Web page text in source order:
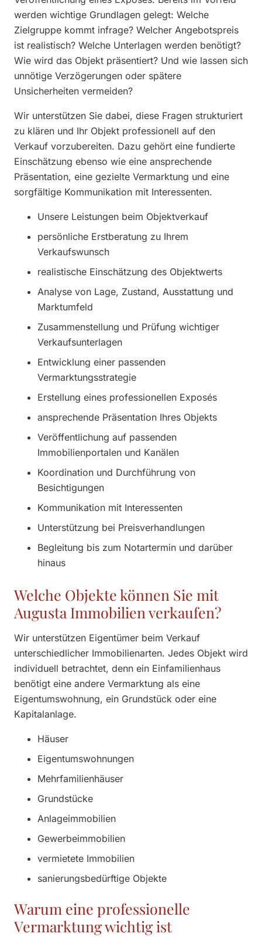
werden wichtige Grundlagen gelegt: Welche
Zielgruppe kommt infrage? Welcher Angebotspreis
ist realistisch? Welche Unterlagen werden benötigt?
Wie wird das Objekt präsentiert? Und wie lassen sich
unnötige Verzögerungen oder spätere
Unsicherheiten vermeiden?
Wir unterstützen Sie dabei, diese Fragen strukturiert
zu klären und Ihr Objekt professionell auf den
Verkauf vorzubereiten. Dazu gehört eine fundierte
Einschätzung ebenso wie eine ansprechende
Präsentation, eine gezielte Vermarktung und eine
sorgfältige Kommunikation mit Interessenten.
Unsere Leistungen beim Objektverkauf
persönliche Erstberatung zu Ihrem
Verkaufswunsch
realistische Einschätzung des Objektwerts
Analyse von Lage, Zustand, Ausstattung und
Marktumfeld
Zusammenstellung und Prüfung wichtiger
Verkaufsunterlagen
Entwicklung einer passenden
Vermarktungsstrategie
Erstellung eines professionellen Exposés
ansprechende Präsentation Ihres Objekts
Veröffentlichung auf passenden
Immobilienportalen und Kanälen
Koordination und Durchführung von
Besichtigungen
Kommunikation mit Interessenten
Unterstützung bei Preisverhandlungen
Begleitung bis zum Notartermin und darüber
hinaus
Welche Objekte können Sie mit
Augusta Immobilien verkaufen?
Wir unterstützen Eigentümer beim Verkauf
unterschiedlicher Immobilienarten. Jedes Objekt wird
individuell betrachtet, denn ein Einfamilienhaus
benötigt eine andere Vermarktung als eine
Eigentumswohnung, ein Grundstück oder eine
Kapitalanlage.
Häuser
Eigentumswohnungen
Mehrfamilienhäuser
Grundstücke
Anlageimmobilien
Gewerbeimmobilien
vermietete Immobilien
sanierungsbedürftige Objekte
Warum eine professionelle
Vermarktung wichtig ist